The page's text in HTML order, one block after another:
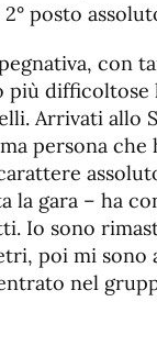
posto
con
più
Arrivati allo
persona
la gara – ha
Io sono
poi mi sono
nel